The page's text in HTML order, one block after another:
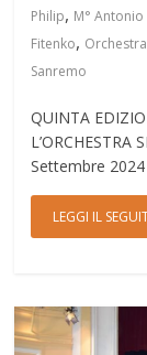
Philip, M°
Fitenko,
Sanremo
QUINTA
Settembre
LEGGI IL